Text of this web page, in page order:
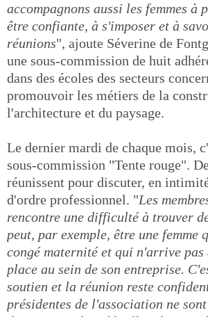
accompagnons aussi les femmes à
être confiante, à s'imposer et à
réunions", ajoute Séverine de
une sous-commission de huit
dans des écoles des secteurs
promouvoir les métiers de la
l'architecture et du paysage.
Le dernier mardi de chaque mois,
sous-commission "Tente rouge".
réunissent pour discuter, en
d'ordre professionnel. "Les
rencontre une difficulté à trouver
peut, par exemple, être une femme
congé maternité et qui n'arrive pas
place au sein de son entreprise.
soutien et la réunion reste
présidentes de l'association ne